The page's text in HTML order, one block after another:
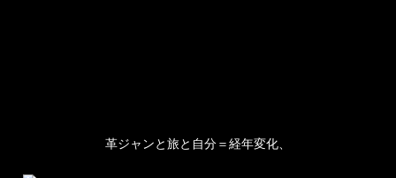
革ジャンと旅と自分＝経年変化、